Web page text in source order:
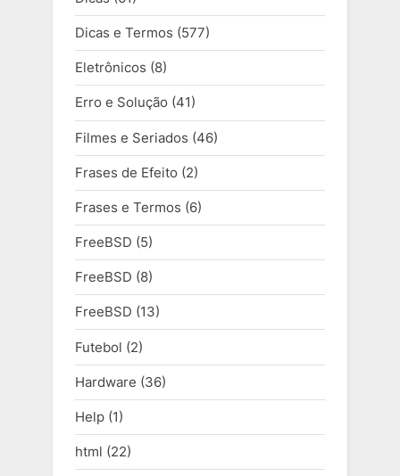
Dicas e Termos (577)
Eletrônicos (8)
Erro e Solução (41)
Filmes e Seriados (46)
Frases de Efeito (2)
Frases e Termos (6)
FreeBSD (5)
FreeBSD (8)
FreeBSD (13)
Futebol (2)
Hardware (36)
Help (1)
html (22)